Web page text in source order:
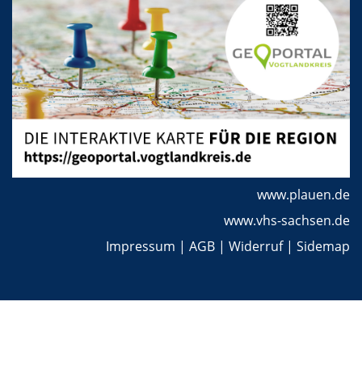
www.plauen.de
www.vhs-sachsen.de
Impressum | AGB | Widerruf| Sidemap